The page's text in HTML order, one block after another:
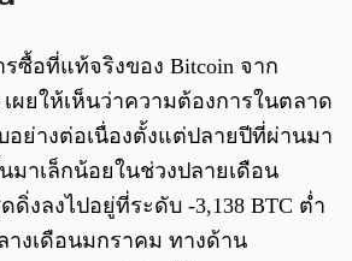
ซื้อที่แท้จริงของ Bitcoin จาก
เผยให้เห็นว่าความต้องการในตลาด
ย่างต่อเนื่องตั้งแต่ปลายปีที่ผ่านมา
าเล็กน้อยในช่วงปลายเดือน
งลงไปอยู่ที่ระดับ -3,138 BTC ต่ำ
งเดือนมกราคม ทางด้าน